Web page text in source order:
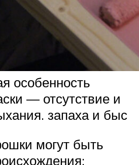
особенность
— отсутствие и
запаха и быс
могут быть